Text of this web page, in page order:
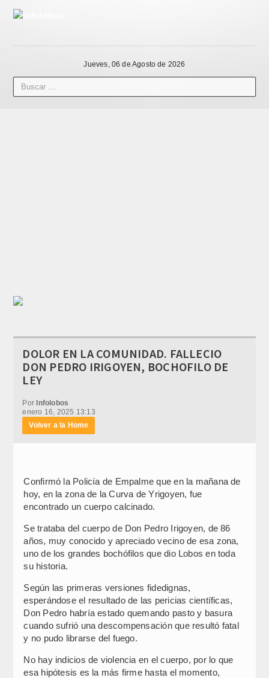
Jueves, 06 de Agosto de 2026
DOLOR EN LA COMUNIDAD. FALLECIO
DON PEDRO IRIGOYEN, BOCHOFILO DE
LEY
Por Infolobos
enero 16, 2025 13:13
Volver a la Home
Confirmó la Policía de Empalme que en la mañana de
hoy, en la zona de la Curva de Yrigoyen, fue
encontrado un cuerpo calcinado.
Se trataba del cuerpo de Don Pedro Irigoyen, de 86
años, muy conocido y apreciado vecino de esa zona,
uno de los grandes bochófilos que dio Lobos en toda
su historia.
Según las primeras versiones fidedignas,
esperándose el resultado de las pericias científicas,
Don Pedro habría estado quemando pasto y basura
cuando sufrió una descompensación que resultó fatal
y no pudo librarse del fuego.
No hay indicios de violencia en el cuerpo, por lo que
esa hipótesis es la más firme hasta el momento,